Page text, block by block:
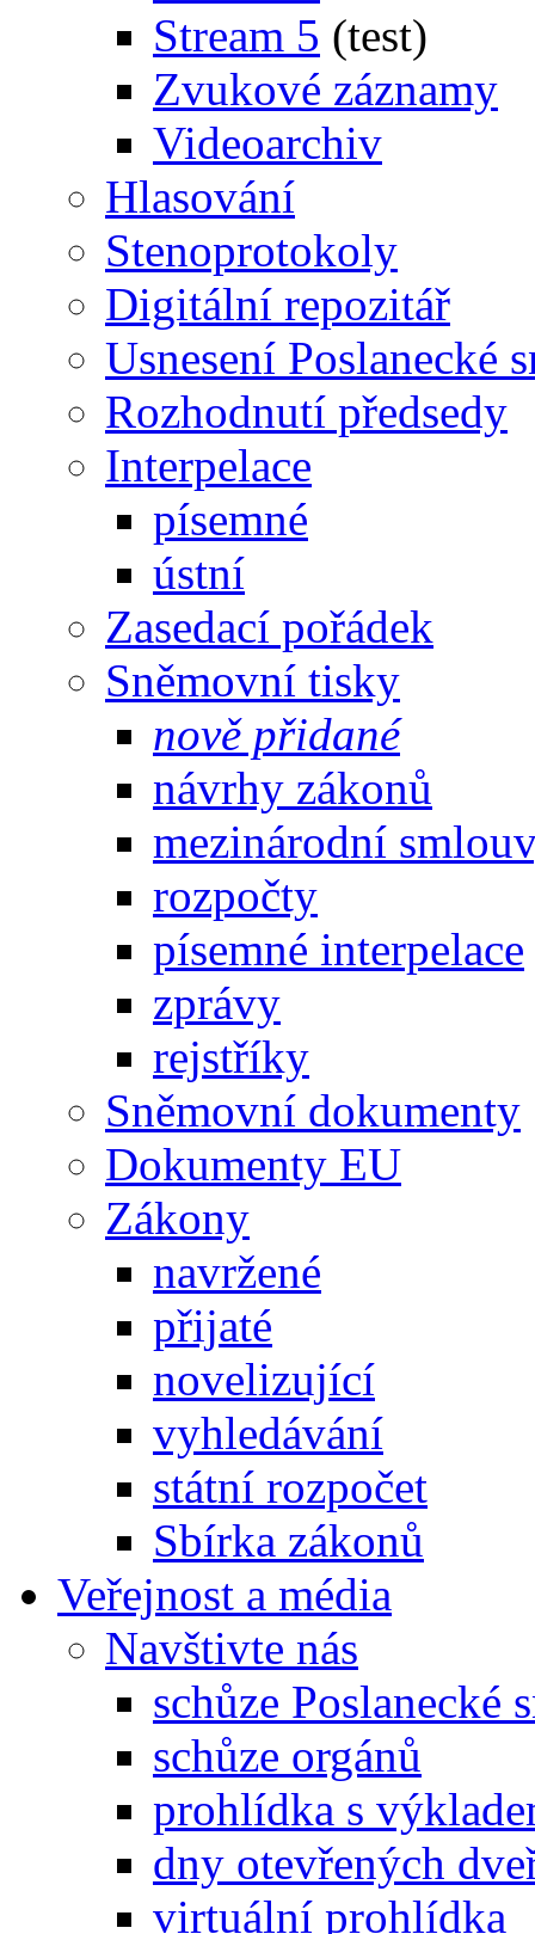
Stream 5 (test)
Zvukové záznamy
Videoarchiv
Hlasování
Stenoprotokoly
Digitální repozitář
Usnesení Poslanecké
Rozhodnutí předsedy
Interpelace
písemné
ústní
Zasedací pořádek
Sněmovní tisky
nově přidané
návrhy zákonů
mezinárodní
rozpočty
písemné interpelace
zprávy
rejstříky
Sněmovní dokumenty
Dokumenty EU
Zákony
navržené
přijaté
novelizující
vyhledávání
státní rozpočet
Sbírka zákonů
Veřejnost a média
Navštivte nás
schůze Poslanecké
schůze orgánů
prohlídka s
dny otevřených
virtuální prohlídka